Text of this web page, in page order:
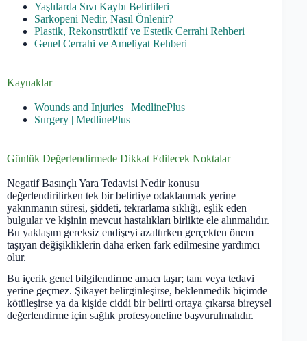
Yaşlılarda Sıvı Kaybı Belirtileri
Sarkopeni Nedir, Nasıl Önlenir?
Plastik, Rekonstrüktif ve Estetik Cerrahi Rehberi
Genel Cerrahi ve Ameliyat Rehberi
Kaynaklar
Wounds and Injuries | MedlinePlus
Surgery | MedlinePlus
Günlük Değerlendirmede Dikkat Edilecek Noktalar
Negatif Basınçlı Yara Tedavisi Nedir konusu
değerlendirilirken tek bir belirtiye odaklanmak yerine
yakınmanın süresi, şiddeti, tekrarlama sıklığı, eşlik eden
bulgular ve kişinin mevcut hastalıkları birlikte ele alınmalıdır.
Bu yaklaşım gereksiz endişeyi azaltırken gerçekten önem
taşıyan değişikliklerin daha erken fark edilmesine yardımcı
olur.
Bu içerik genel bilgilendirme amacı taşır; tanı veya tedavi
yerine geçmez. Şikayet belirginleşirse, beklenmedik biçimde
kötüleşirse ya da kişide ciddi bir belirti ortaya çıkarsa bireysel
değerlendirme için sağlık profesyoneline başvurulmalıdır.